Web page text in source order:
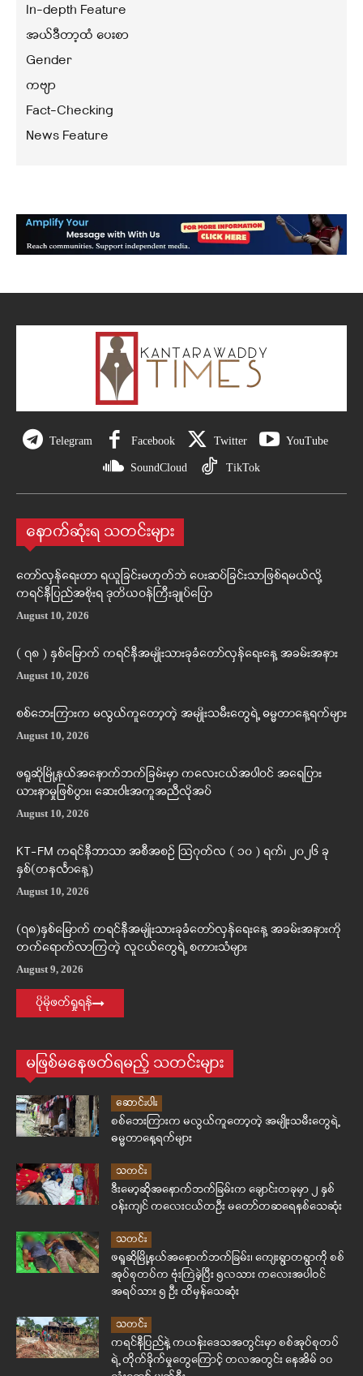
In-depth Feature
အယ်ဒီတာ့ထံ ပေးစာ
Gender
ကဗျာ
Fact-Checking
News Feature
Telegram Facebook Twitter YouTube
SoundCloud TikTok
နောက်ဆုံးရ သတင်းများ
တော်လှန်ရေးဟာ ရယူခြင်းမဟုတ်ဘဲ ပေးဆပ်ခြင်းသာဖြစ်ရမယ်လို့
ကရင်နီပြည်အစိုးရ ဒုတိယဝန်ကြီးချုပ်ပြော
August 10, 2026
( ၇၈ ) နှစ်မြောက် ကရင်နီအမျိုးသားခုခံတော်လှန်ရေးနေ့ အခမ်းအနား
August 10, 2026
စစ်ဘေးကြားက မလွယ်ကူတော့တဲ့ အမျိုးသမီးတွေရဲ့ ဓမ္မတာနေ့ရက်များ
August 10, 2026
ဖရူဆိုမြို့နယ်အနောက်ဘက်ခြမ်းမှာ ကလေးငယ်အပါဝင် အရေပြား
ယားနာမှုဖြစ်ပွား၊ ဆေးဝါးအကူအညီလိုအပ်
August 10, 2026
KT-FM ကရင်နီဘာသာ အစီအစဉ် ဩဂုတ်လ ( ၁၀ ) ရက်၊ ၂၀၂၆ ခု
နှစ်(တနင်္လာနေ့)
August 10, 2026
(၇၈)နှစ်မြောက် ကရင်နီအမျိုးသားခုခံတော်လှန်ရေးနေ့ အခမ်းအနားကို
တက်ရောက်လာကြတဲ့ လူငယ်တွေရဲ့ စကားသံများ
August 9, 2026
ပိုမိုဖတ်ရှုရန်
မဖြစ်မနေဖတ်ရမည့် သတင်းများ
ဆောင်းပါး
စစ်ဘေးကြားက မလွယ်ကူတော့တဲ့ အမျိုးသမီးတွေရဲ့
ဓမ္မတာနေ့ရက်များ
သတင်း
ဒီးမော့ဆိုအနောက်ဘက်ခြမ်းက ချောင်းတခုမှာ ၂ နှစ်
ဝန်းကျင် ကလေးငယ်တဦး မတော်တဆရေနစ်သေဆုံး
သတင်း
ဖရူဆိုမြို့နယ်အနောက်ဘက်ခြမ်း၊ ကျေးရွာတရွာကို စစ်
အုပ်စုတပ်က ဗုံးကြဲခဲ့ပြီး ၅လသား ကလေးအပါဝင်
အရပ်သား ၅ ဦး ထိမှန်သေဆုံး
သတင်း
ကရင်နီပြည်နဲ့ ကယန်းဒေသအတွင်းမှာ စစ်အုပ်စုတပ်
ရဲ့ တိုက်ခိုက်မှုတွေကြောင့် တလအတွင်း နေအိမ် ၁၀